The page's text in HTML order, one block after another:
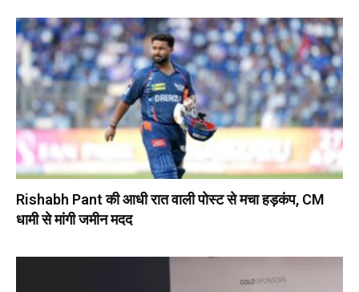
Rishabh Pant की आधी रात वाली पोस्ट से मचा हड़कंप, CM
धामी से मांगी जमीन मदद